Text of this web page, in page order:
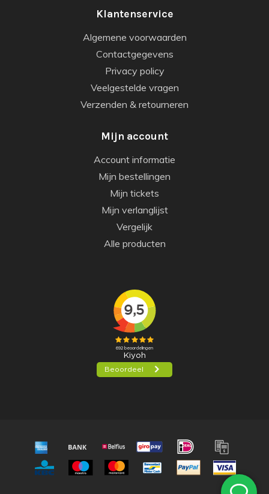
Klantenservice
Algemene voorwaarden
Contactgegevens
Privacy policy
Veelgestelde vragen
Verzenden & retourneren
Mijn account
Account informatie
Mijn bestellingen
Mijn tickets
Mijn verlanglijst
Vergelijk
Alle producten